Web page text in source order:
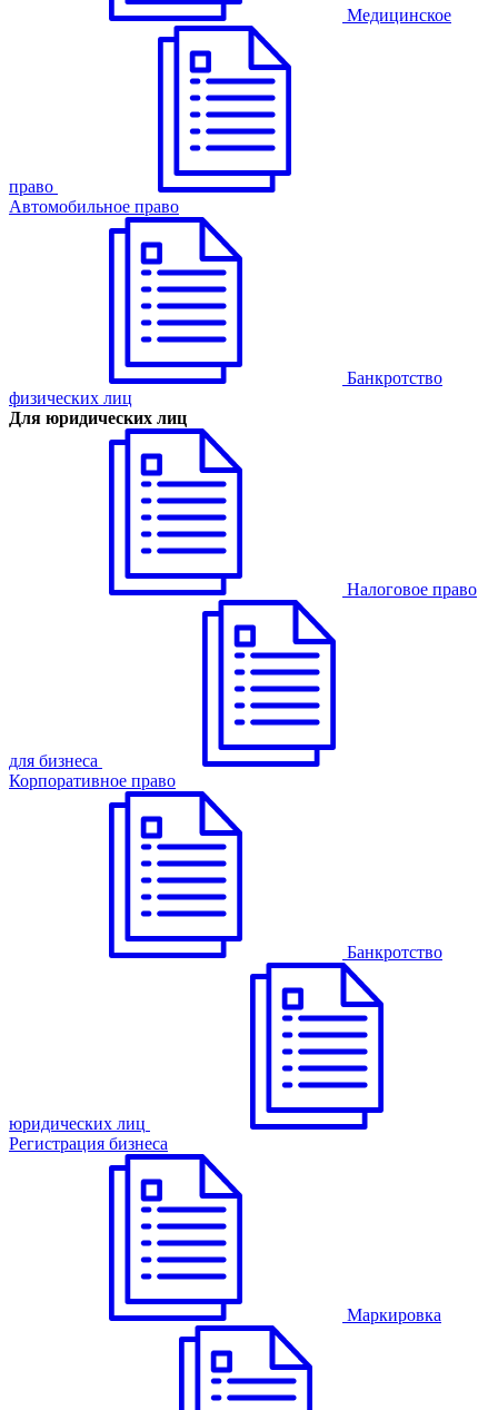
Медицинское
право
Автомобильное право
Банкротство
физических лиц
Для юридических лиц
Налоговое право
для бизнеса
Корпоративное право
Банкротство
юридических лиц
Регистрация бизнеса
Маркировка